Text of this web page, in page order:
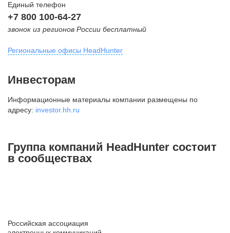
Единый телефон
+7 800 100-64-27
звонок из регионов России бесплатный
Региональные офисы HeadHunter
внутригородская территория
Муниципальный округ Тверской,
2-я Брестская ул., д. 48,
+7 495 980-64-27
ул. Жуковского, д. 19, особняк
Инвесторам
Информационные материалы компании размещены по
адресу: investor.hh.ru
Группа компаний HeadHunter состоит
в сообществах
Российская ассоциация